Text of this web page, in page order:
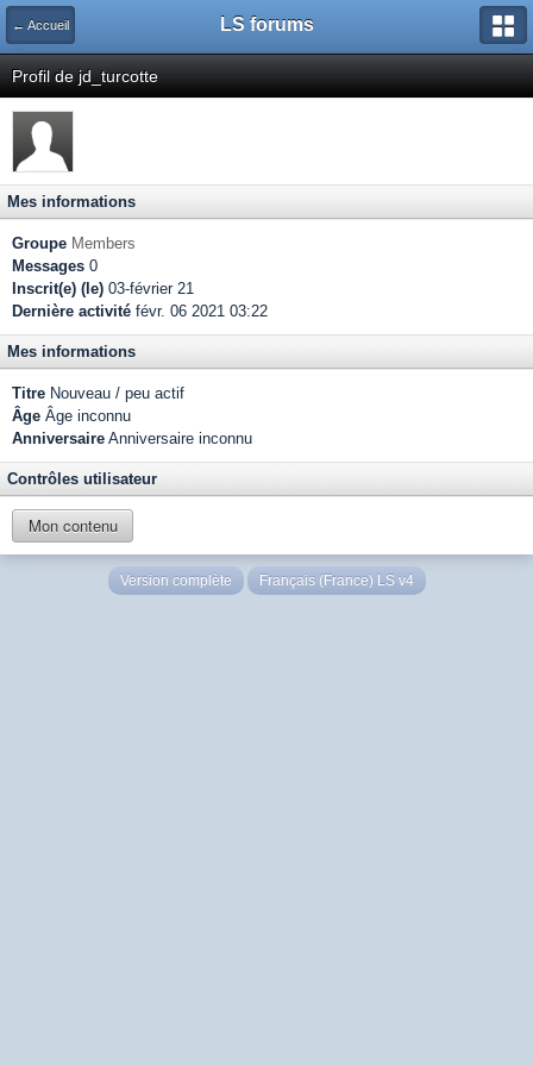
← Accueil LS forums
Profil de jd_turcotte
Mes informations
Groupe Members
Messages 0
Inscrit(e) (le) 03-février 21
Dernière activité févr. 06 2021 03:22
Mes informations
Titre Nouveau / peu actif
Âge Âge inconnu
Anniversaire Anniversaire inconnu
Contrôles utilisateur
Mon contenu
Version complète Français (France) LS v4